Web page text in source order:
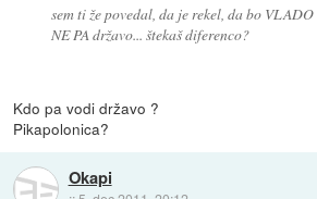
sem ti že povedal, da je rekel, da bo
NE PA državo... štekaš diferenco?
Kdo pa vodi državo ?
Pikapolonica?
Okapi